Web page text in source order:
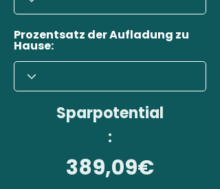
Prozentsatz der Aufladung zu
Hause:
Sparpotential
:
389,09€